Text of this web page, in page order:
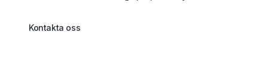
Kontakta oss